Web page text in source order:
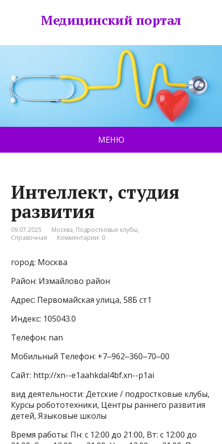
Медицинский портал
МЕНЮ
Интеллект, студия
развития
09.07.2025 Москва, Подростковые клубы,
Справочная
Комментарии: 0
город: Москва
Район: Измайлово район
Адрес: Первомайская улица, 58Б ст1
Индекс: 105043.0
Телефон: nan
Мобильный Телефон: +7‒962‒360‒70‒00
Сайт: http://xn--e1aahkdal4bf.xn--p1ai
вид деятельности: Детские / подростковые клубы,
Курсы робототехники, Центры раннего развития
детей, Языковые школы
Время работы: Пн: с 12:00 до 21:00, Вт: с 12:00 до